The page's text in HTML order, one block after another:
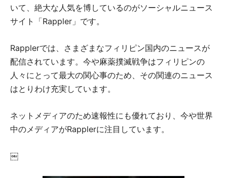
いて、絶大な人気を博しているのがソーシャルニュース
サイト「Rappler」です。
Rapplerでは、さまざまなフィリピン国内のニュースが
配信されています。今や麻薬撲滅戦争はフィリピンの
人々にとって最大の関心事のため、その関連のニュース
はとりわけ充実しています。
ネットメディアのため速報性にも優れており、今や世界
中のメディアがRapplerに注目しています。
￼